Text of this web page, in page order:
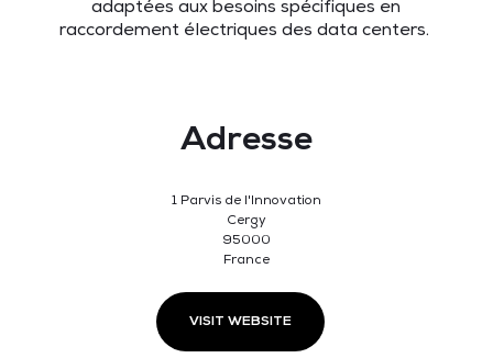
adaptées aux besoins spécifiques en
raccordement électriques des data centers.
Adresse
1 Parvis de l'Innovation
Cergy
95000
France
VISIT WEBSITE